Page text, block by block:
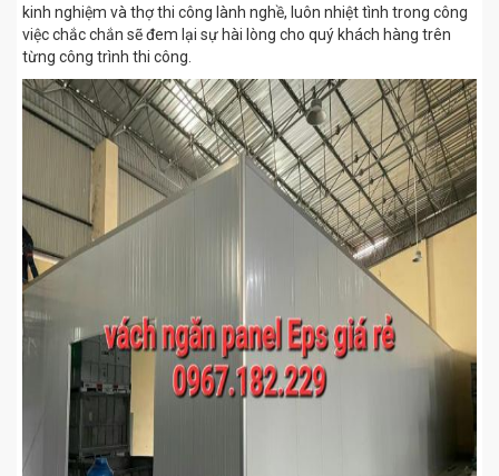
kinh nghiệm và thợ thi công lành nghề, luôn nhiệt tình trong công
việc chắc chắn sẽ đem lại sự hài lòng cho quý khách hàng trên
từng công trình thi công.